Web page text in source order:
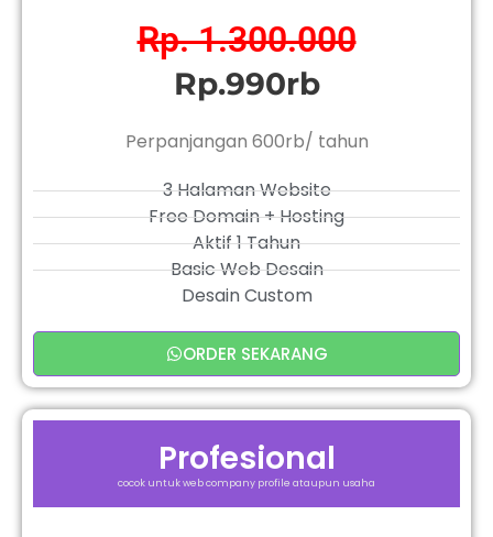
Rp. 1.300.000
Rp.990rb
Perpanjangan 600rb/ tahun
3 Halaman Website
Free Domain + Hosting
Aktif 1 Tahun
Basic Web Desain
Desain Custom
ORDER SEKARANG
Profesional
cocok untuk web company profile ataupun usaha